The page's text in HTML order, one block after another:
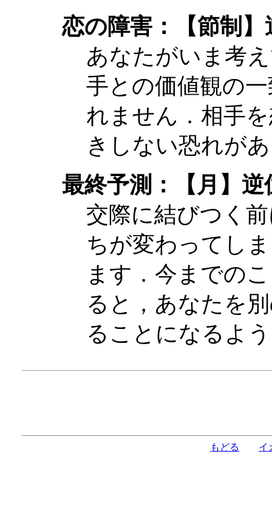
恋の障害：【節制】
あなたがいま考
手との価値観の
れません．相手
きしない恐れが
最終予測：【月】逆
交際に結びつく
ちが変わってし
ます．今までの
ると，あなたを
ることになるよ
もどる イ